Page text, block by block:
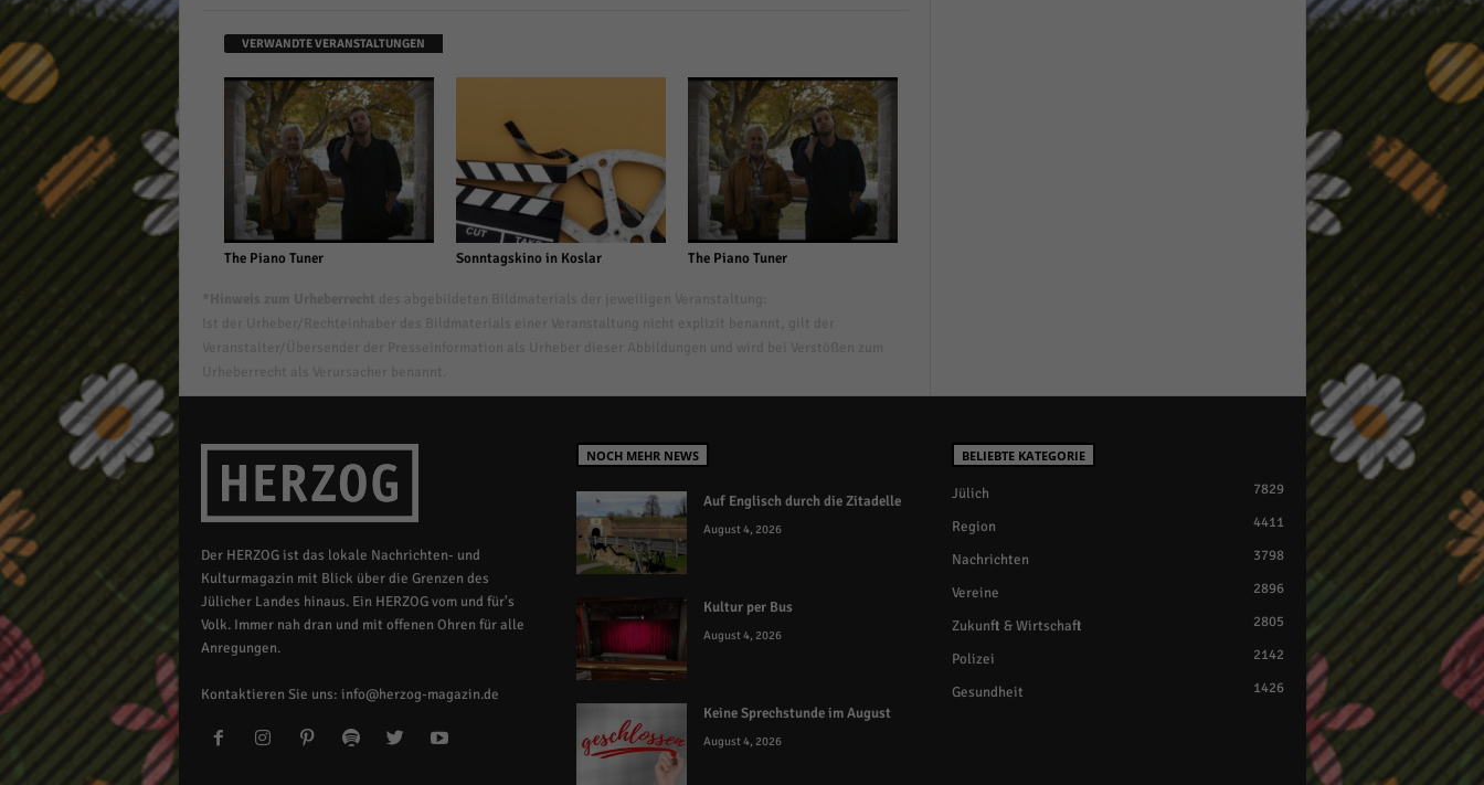
VERWANDTE VERANSTALTUNGEN
The Piano Tuner Sonntagskino in Koslar The Piano Tuner
Der HERZOG ist das lokale Nachrichten- und
Kulturmagazin mit Blick über die Grenzen des
Jülicher Landes hinaus. Ein HERZOG vom und für's
Volk. Immer nah dran und mit offenen Ohren für alle
Anregungen.
Kontaktieren Sie uns: info@herzog-magazin.de
NOCH MEHR NEWS
Auf Englisch durch die Zitadelle
August 4, 2026
Kultur per Bus
August 4, 2026
Keine Sprechstunde im August
August 4, 2026
BELIEBTE KATEGORIE
Jülich 7829
Region 4411
Nachrichten 3798
Vereine 2896
Zukunft & Wirtschaft 2805
Polizei 2142
Gesundheit 1426